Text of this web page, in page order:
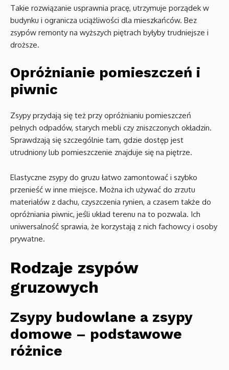
Takie rozwiązanie usprawnia pracę, utrzymuje porządek w
budynku i ogranicza uciążliwości dla mieszkańców. Bez
zsypów remonty na wyższych piętrach byłyby trudniejsze i
droższe.
Opróżnianie pomieszczeń i
piwnic
Zsypy przydają się też przy opróżnianiu pomieszczeń
pełnych odpadów, starych mebli czy zniszczonych okładzin.
Sprawdzają się szczególnie tam, gdzie dostęp jest
utrudniony lub pomieszczenie znajduje się na piętrze.
Elastyczne zsypy do gruzu łatwo zamontować i szybko
przenieść w inne miejsce. Można ich używać do zrzutu
materiałów z dachu, czyszczenia rynien, a czasem także do
opróżniania piwnic, jeśli układ terenu na to pozwala. Ich
uniwersalność sprawia, że korzystają z nich fachowcy i osoby
prywatne.
Rodzaje zsypów
gruzowych
Zsypy budowlane a zsypy
domowe – podstawowe
różnice